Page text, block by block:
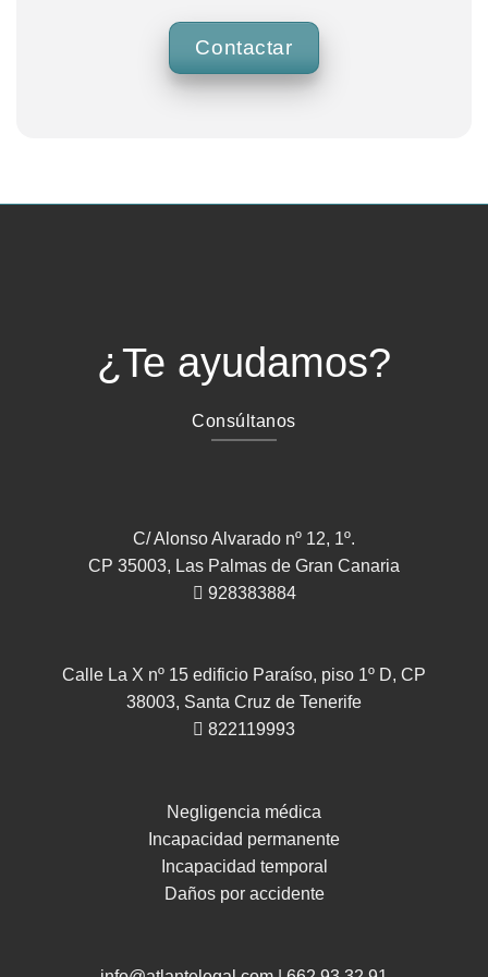
Contactar
¿Te ayudamos?
Consúltanos
C/ Alonso Alvarado nº 12, 1º.
CP 35003, Las Palmas de Gran Canaria
928383884
Calle La X nº 15 edificio Paraíso, piso 1º D, CP
38003, Santa Cruz de Tenerife
822119993
Negligencia médica
Incapacidad permanente
Incapacidad temporal
Daños por accidente